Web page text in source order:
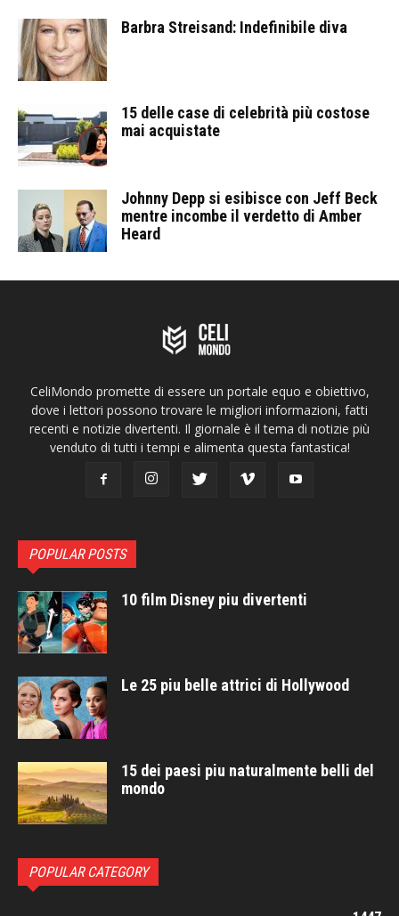
Barbra Streisand: Indefinibile diva
15 delle case di celebrità più costose
mai acquistate
Johnny Depp si esibisce con Jeff Beck
mentre incombe il verdetto di Amber
Heard
CeliMondo promette di essere un portale equo e obiettivo,
dove i lettori possono trovare le migliori informazioni, fatti
recenti e notizie divertenti. Il giornale è il tema di notizie più
venduto di tutti i tempi e alimenta questa fantastica!
POPULAR POSTS
10 film Disney piu divertenti
Le 25 piu belle attrici di Hollywood
15 dei paesi piu naturalmente belli del
mondo
POPULAR CATEGORY